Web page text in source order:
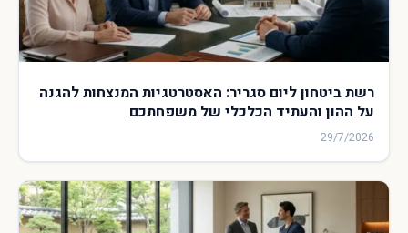
רשת ביטחון ליום סגריר: האסטרטגיות המנצחות להגנה
על ההון והעתיד הכלכלי של משפחתכם
29/7/2026